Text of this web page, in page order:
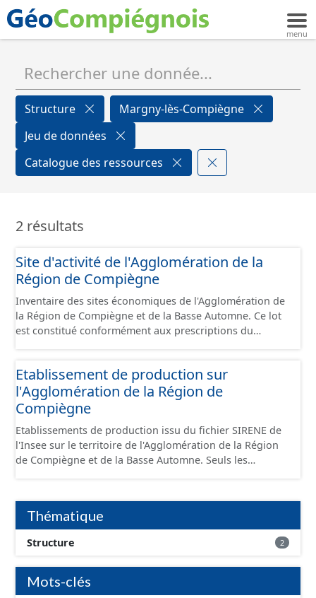
Structure
Margny-lès-Compiègne
Jeu de données
Catalogue des ressources
2 résultats
Site d'activité de l'Agglomération de la
Région de Compiègne
Inventaire des sites économiques de l'Agglomération de
la Région de Compiègne et de la Basse Automne. Ce lot
est constitué conformément aux prescriptions du
Etablissement de production sur
l'Agglomération de la Région de
Compiègne
Etablissements de production issu du fichier SIRENE de
l'Insee sur le territoire de l'Agglomération de la Région
de Compiègne et de la Basse Automne. Seuls les
et structurés conformément aux prescriptions du
standard CNIG Sites Economiques. Ce lot ne contient pas
la référence aux terrains à vocation économique à ce
jour. Il est filtré au-delà des prescriptions du CNIG se
limitant aux SCI.
Thématique
Structure 2
Mots-clés